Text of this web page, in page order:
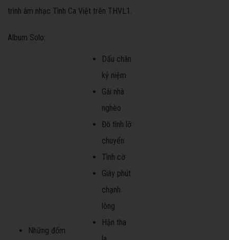
trình âm nhạc Tình Ca Việt trên THVL1.
Album Solo:
Những đốm
Dấu chân
kỷ niệm
Gái nhà
nghèo
Đò tình lỡ
chuyến
Tình cờ
Giây phút
chạnh
lòng
Hận tha